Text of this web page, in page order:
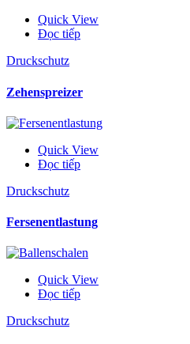
Quick View
Đọc tiếp
Druckschutz
Zehenspreizer
Quick View
Đọc tiếp
Druckschutz
Fersenentlastung
Quick View
Đọc tiếp
Druckschutz